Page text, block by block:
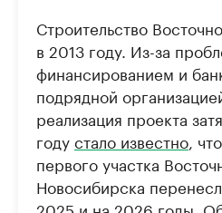
Строительство
в 2013 году. Из-за
финансированием и
подрядной
реализация проекта
годустало известно,
первого участка
Новосибирска